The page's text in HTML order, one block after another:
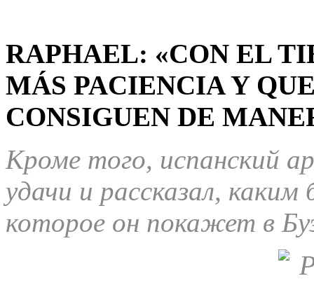
RAPHAEL: «CON EL
MÁS PACIENCIA Y
CONSIGUEN DE
Кроме того, испанский
удачи и рассказал,
которое он покажет в